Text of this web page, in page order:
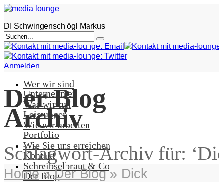
DI Schwingenschlögl Markus
Anmelden
Wer wir sind
Unternehmen
Was wir tun
Leistungen
Wie wir arbeiten
Portfolio
Wie Sie uns erreichen
Kontakt
Schreibselbraut & Co
Der Blog
Der Blog
Archiv
Schlagwort-Archiv für:
Home » Der Blog » Dick